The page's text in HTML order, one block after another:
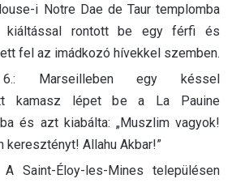
i Notre Dae de Taur templomba
kiáltással rontott be egy férfi és
fel az imádkozó hívekkel szemben.
6.: Marseilleben egy késsel
kamasz lépet be a La Pauine
és azt kiabálta: „Muszlim vagyok!
keresztényt! Allahu Akbar!”
A Saint-Éloy-les-Mines településen